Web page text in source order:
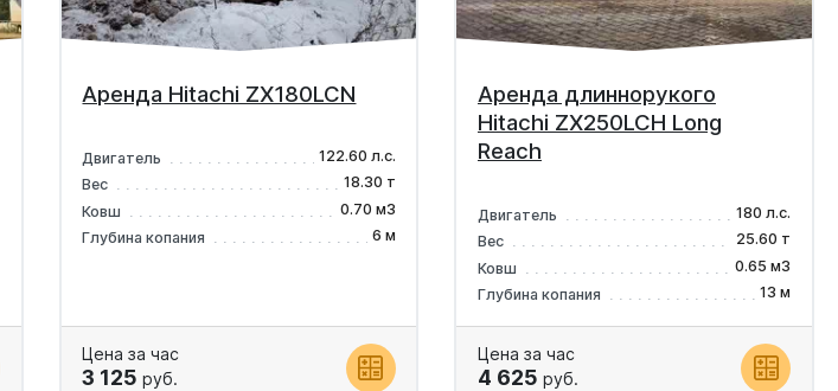
Аренда Hitachi ZX180LCN
Двигатель
122.60 л.с.
Вес
18.30 т
Ковш
0.70 м3
Глубина копания
6 м
Цена за час
3 125 руб.
Аренда длиннорукого
Hitachi ZX250LCH Long
Reach
Двигатель
180 л.с.
Вес
25.60 т
Ковш
0.65 м3
Глубина копания
13 м
Цена за час
4 625 руб.